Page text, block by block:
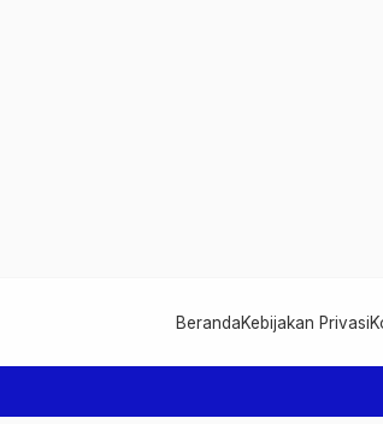
BerandaKebijakan Privasi